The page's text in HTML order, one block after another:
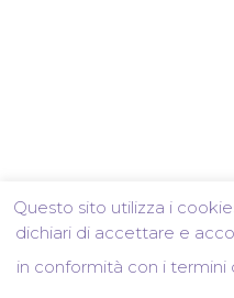
Questo sito utilizza i
dichiari di accettare e
in conformità con i termini